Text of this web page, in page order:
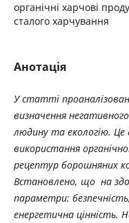
органічні харчові
сталого харчування
Анотація
У статті
визначення
людину та екологію. Це
використання
рецептур борошняних
Встановлено, що на
параметри:
енергетична цінність.